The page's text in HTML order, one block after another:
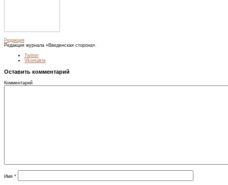
Редакция
Редакция журнала «Введенская сторона».
Twitter
Vkontakte
Оставить комментарий
Комментарий
Имя *